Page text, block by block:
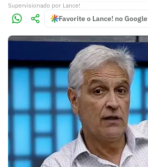
Supervisionado por Lance!
Favorite o Lance! no Google